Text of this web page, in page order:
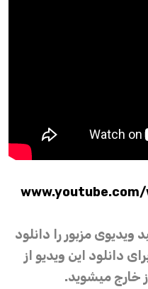
ویدیوی مزبور را دانلود
دانلود این ویدیو از
خارج میشوید.